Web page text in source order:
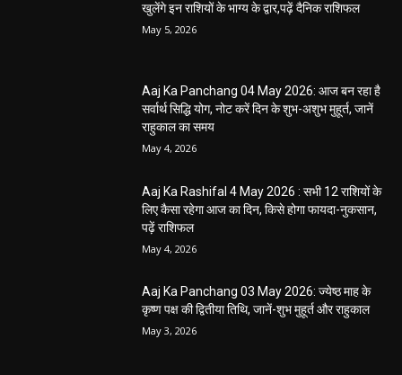
खुलेंगे इन राशियों के भाग्य के द्वार,पढ़ें दैनिक राशिफल
May 5, 2026
Aaj Ka Panchang 04 May 2026: आज बन रहा है
सर्वार्थ सिद्धि योग, नोट करें दिन के शुभ-अशुभ मुहूर्त, जानें
राहुकाल का समय
May 4, 2026
Aaj Ka Rashifal 4 May 2026 : सभी 12 राशियों के
लिए कैसा रहेगा आज का दिन, किसे होगा फायदा-नुकसान,
पढ़ें राशिफल
May 4, 2026
Aaj Ka Panchang 03 May 2026: ज्येष्ठ माह के
कृष्ण पक्ष की द्वितीया तिथि, जानें-शुभ मुहूर्त और राहुकाल
May 3, 2026